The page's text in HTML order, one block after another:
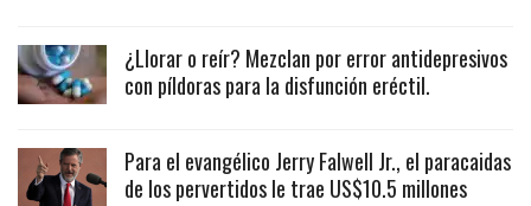
¿Llorar o reír? Mezclan por error antidepresivos
con píldoras para la disfunción eréctil.
Para el evangélico Jerry Falwell Jr., el paracaidas
de los pervertidos le trae US$10.5 millones